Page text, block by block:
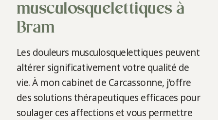
musculosquelettiques à
Bram
Les douleurs musculosquelettiques peuvent
altérer significativement votre qualité de
vie. À mon cabinet de Carcassonne, j’offre
des solutions thérapeutiques efficaces pour
soulager ces affections et vous permettre